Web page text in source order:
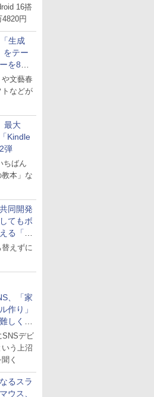
16搭
円
生成
をテー
を8月
文藝春
などが
最大
Kindle
弾
ちばん
本」な
同開発
てもボ
る「ス
発売
えずに
、「家
作り」
しくな
SNSデビ
う上沼
く
るスラ
ウス、